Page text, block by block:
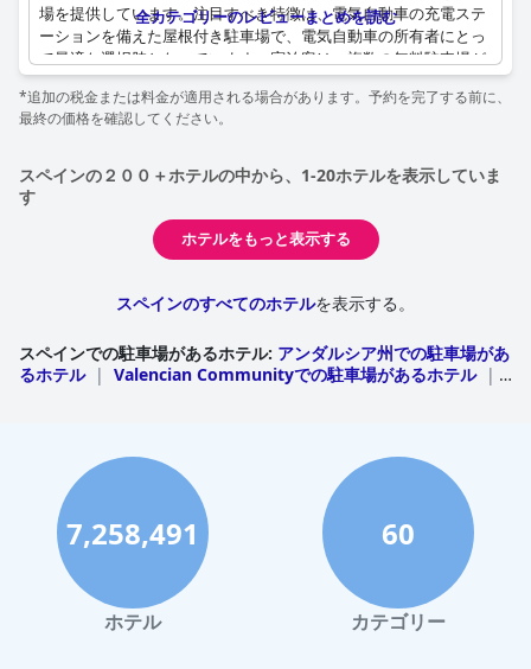
場を提供しています。注目すべき特徴は、電気自動車の充電ステ
ーションを備えた屋根付き駐車場で、電気自動車の所有者にとっ
て最適な選択肢となっています。宿泊客は、複数の無料駐車場が
あるという、駐車の手配の容易さとアクセスの良さを高く評価し
ています。また、ホテルのスタッフは、宿泊客の車を駐車し、荷
物を迅速に部屋まで届ける便利なサービスを提供しています。全
なされており、全体的な宿泊客の体験を向上させています。
全カテゴリーのレビューまとめを読む
*追加の税金または料金が適用される場合があります。予約を完了する前に、
最終の価格を確認してください。
スペインの２００＋ホテルの中から、1-20ホテルを表示していま
す
ホテルをもっと表示する
スペインのすべてのホテルを表示する。
スペインでの駐車場があるホテル: アンダルシア州での駐車場があ
るホテル | Valencian Communityでの駐車場があるホテル |
があるホテル | Region of Murciaでの駐車場があるホテル
カスティーリャ・イ・レオン州での駐車場があるホテル
|
ブリア州での駐車場があるホテル
アラゴン州での駐車場がある
ホテル | バスク自治州での駐車場があるホテル | カスティーリ
ャ・ラマンチャ州での駐車場があるホテル
マドリードでの駐車
場があるホテル
エストレマドゥーラ州での駐車場があるホテ
ナバラ州での駐車場があるホテル
Riojaでの駐車場があ
| Ceuta y Melillaでの駐車場があるホテル
7,258,491
ホテル
60
カテゴリー